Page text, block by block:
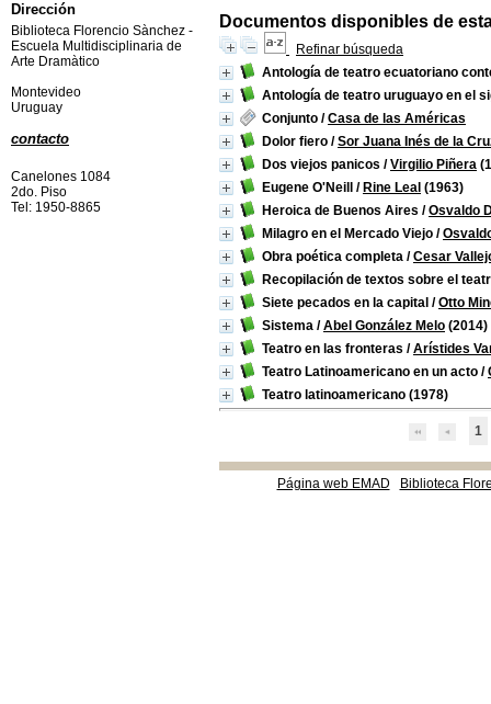
Documentos disponibles de
Refinar búsqueda
Antología de teatro ecuatoriano
Antología de teatro uruguayo en el
Conjunto /Casa de las Américas
Dolor fiero /Sor Juana Inés de la
Dos viejos panicos /Virgilio Piñera
Eugene O'Neill
/ Rine Leal (1963)
Heroica de Buenos Aires /Osvaldo
Milagro en el Mercado Viejo /
Obra poética completa /Cesar
Recopilación de textos sobre el
Siete pecados en la capital /Otto
Sistema /Abel González Melo (2014)
Teatro en las fronteras /Arístides
Teatro Latinoamericano en un acto /
Teatro latinoamericano (1978)
1
Página web EMAD Biblioteca
Dirección
Biblioteca Florencio Sànchez -
Escuela Multidisciplinaria de
Arte Dramàtico
Montevideo
Uruguay
contacto
Canelones 1084
2do. Piso
Tel: 1950-8865